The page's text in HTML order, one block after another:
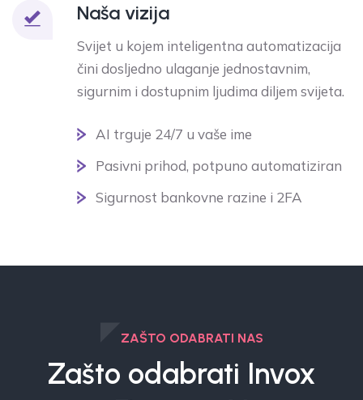
Naša vizija
Svijet u kojem inteligentna automatizacija
čini dosljedno ulaganje jednostavnim,
sigurnim i dostupnim ljudima diljem svijeta.
AI trguje 24/7 u vaše ime
Pasivni prihod, potpuno automatiziran
Sigurnost bankovne razine i 2FA
ZAŠTO ODABRATI NAS
Zašto odabrati Invox